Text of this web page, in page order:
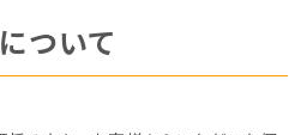
ついて